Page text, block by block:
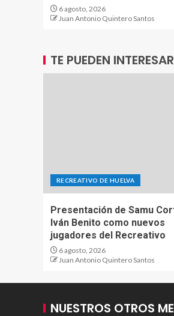
6 agosto, 2026
Juan Antonio Quintero Santos
TE PUEDEN INTERESAR
RECREATIVO DE HUELVA
Presentación de Samu
Iván Benito como nuevos
jugadores del Recreativo
6 agosto, 2026
Juan Antonio Quintero Santos
NUESTROS OTROS